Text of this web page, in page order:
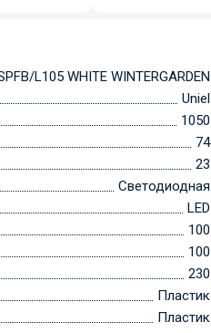
L105 WHITE WINTERGARDEN
Uniel
1050
74
23
Светодиодная
LED
100
100
230
Пластик
Пластик